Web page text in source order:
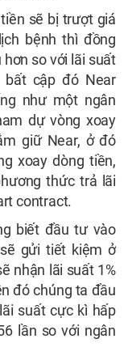
sẽ bị trượt giá
bệnh thì đồng
so với lãi suất
cập đó Near
như một ngân
dự vòng xoay
giữ Near, ở đó
xoay dòng tiền,
thức trả lãi
contract.
biết đầu tư vào
gửi tiết kiệm ở
nhận lãi suất 1%
đó chúng ta đầu
suất cực kì hấp
lần so với ngân